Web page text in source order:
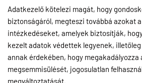
Adatkezelő kötelezi magát, hogy
biztonságáról, megteszi továbbá azokat
intézkedéseket, amelyek biztosítják,
kezelt adatok védettek legyenek,
annak érdekében, hogy megakadályozza
megsemmisülését, jogosulatlan
megváltoztatását.